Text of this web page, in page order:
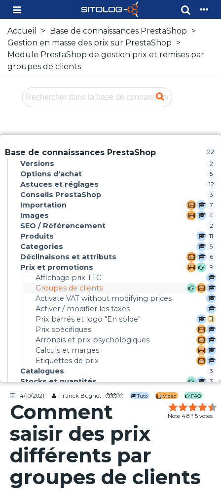
Accueil > Base de connaissances PrestaShop >
Gestion en masse des prix sur PrestaShop >
Module PrestaShop de gestion prix et remises par
groupes de clients
Base de connaissances PrestaShop 22
Versions 2
Options d'achat 5
Astuces et réglages 12
Conseils PrestaShop 3
Importation 7
Images 4
SEO / Référencement 2
Produits 11
Categories 5
Déclinaisons et attributs 6
Prix et promotions 9
Affichage prix TTC
Groupes de clients
Activate VAT without modifying prices
Activer / modifier les taxes
Prix barrés et logo "En solde"
Prix spécifiques
Arrondis et prix psychologiques
Calculs et marges
Etiquettes de prix
Catalogues
3
Stocks et quantités 3
Outils de modification en masse
Comptabilité
3
Réparer PrestaShop
Caractéristiques des produits
Champs personnalisés
IA - ChatGPT -Gemini....
Automatisation
14/10/2021 Franck Bugnet Tuto Video FAQ
Note 4.8 * 5 votes
Comment
saisir des prix
différents par
groupes de clients